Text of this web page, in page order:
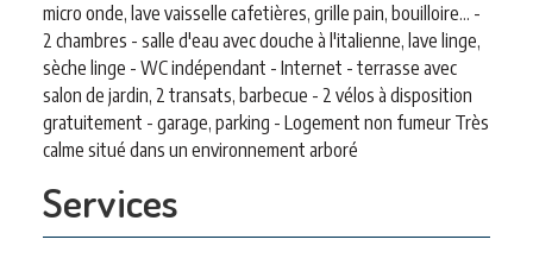
micro onde, lave vaisselle cafetières, grille pain, bouilloire... -
2 chambres - salle d'eau avec douche à l'italienne, lave linge,
sèche linge - WC indépendant - Internet - terrasse avec
salon de jardin, 2 transats, barbecue - 2 vélos à disposition
gratuitement - garage, parking - Logement non fumeur Très
calme situé dans un environnement arboré
Services